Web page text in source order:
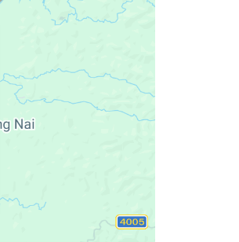
bei